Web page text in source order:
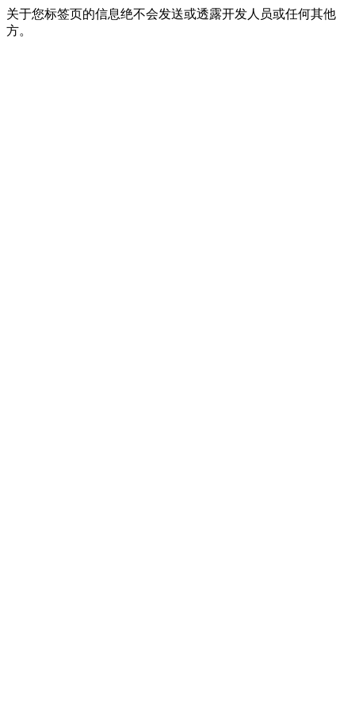
关于您标签页的信息绝不会发送或透露开发人员或任何其他
方。